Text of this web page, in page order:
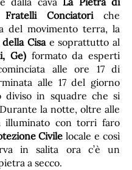
Fratelli Conciatoriche
del movimento terra, la
Cisae soprattutto al
Ge) formato da esperti
alle ore 17 di
alle 17 del giorno
diviso in squadre che si
la notte, oltre alle
con torri faro
Civile locale e così
in salita ora c’è un
a secco.